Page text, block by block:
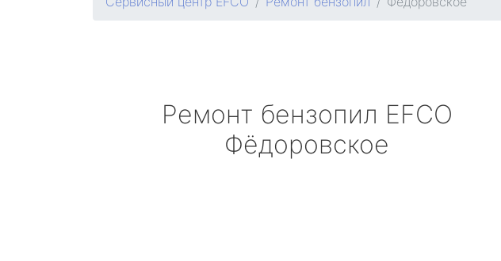
Ремонт бензопил EFCO
Фёдоровское